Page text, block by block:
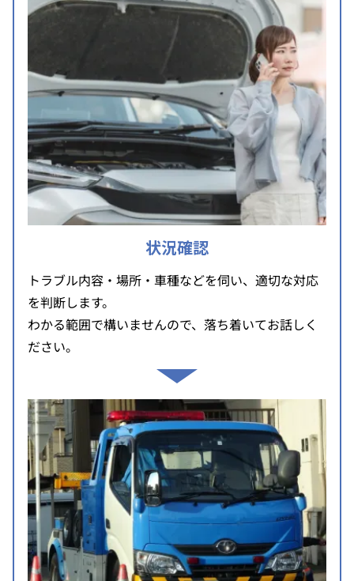
状況確認
トラブル内容・場所・車種などを伺い、適切な対応
を判断します。
わかる範囲で構いませんので、落ち着いてお話しく
ださい。